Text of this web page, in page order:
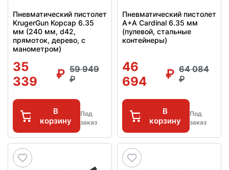
Пневматический пистолет
KrugerGun Корсар 6.35
мм (240 мм, d42,
прямоток, дерево, с
манометром)
35
339
59 949
В
корзину
Под
заказ
Пневматический пистолет
A+A Cardinal 6.35 мм
(пулевой, стальные
контейнеры)
46
694
64 084
В
корзину
Под
заказ